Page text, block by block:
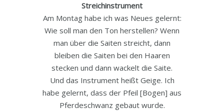
Streichinstrument
Am Montag habe ich was Neues gelernt:
Wie soll man den Ton herstellen? Wenn
man über die Saiten streicht, dann
bleiben die Saiten bei den Haaren
stecken und dann wackelt die Saite.
Und das Instrument heißt Geige. Ich
habe gelernt, dass der Pfeil [Bogen] aus
Pferdeschwanz gebaut wurde.